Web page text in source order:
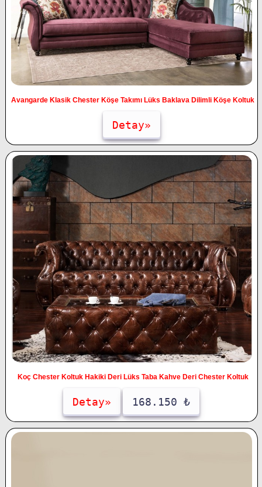
Avangarde Klasik Chester Köşe Takımı Lüks Baklava Dilimli Köşe Koltuk
Detay»
Koç Chester Koltuk Hakiki Deri Lüks Taba Kahve Deri Chester Koltuk
Detay» 168.150 ₺